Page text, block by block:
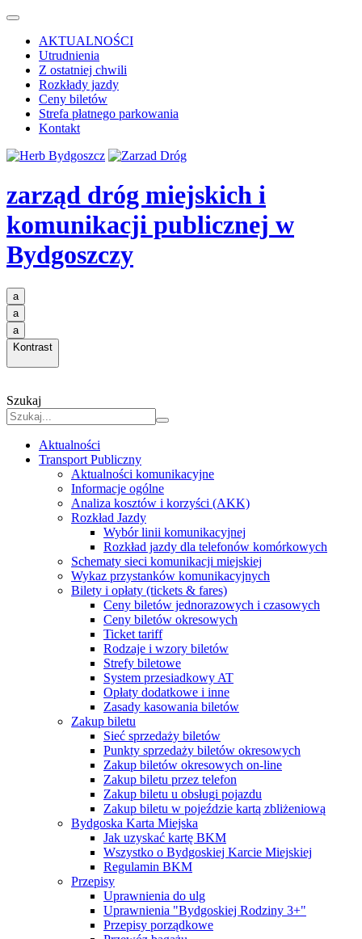
AKTUALNOŚCI
Utrudnienia
Z ostatniej chwili
Rozkłady jazdy
Ceny biletów
Strefa płatnego parkowania
Kontakt
zarząd dróg miejskich i
komunikacji publicznej w
Bydgoszczy
a
a
a
Kontrast
Szukaj
Aktualności
Transport Publiczny
Aktualności komunikacyjne
Informacje ogólne
Analiza kosztów i korzyści (AKK)
Rozkład Jazdy
Wybór linii komunikacyjnej
Rozkład jazdy dla telefonów komórkowych
Schematy sieci komunikacji miejskiej
Wykaz przystanków komunikacyjnych
Bilety i opłaty (tickets & fares)
Ceny biletów jednorazowych i czasowych
Ceny biletów okresowych
Ticket tariff
Rodzaje i wzory biletów
Strefy biletowe
System przesiadkowy AT
Opłaty dodatkowe i inne
Zasady kasowania biletów
Zakup biletu
Sieć sprzedaży biletów
Punkty sprzedaży biletów okresowych
Zakup biletów okresowych on-line
Zakup biletu przez telefon
Zakup biletu u obsługi pojazdu
Zakup biletu w pojeździe kartą zbliżeniową
Bydgoska Karta Miejska
Jak uzyskać kartę BKM
Wszystko o Bydgoskiej Karcie Miejskiej
Regulamin BKM
Przepisy
Uprawnienia do ulg
Uprawnienia "Bydgoskiej Rodziny 3+"
Przepisy porządkowe